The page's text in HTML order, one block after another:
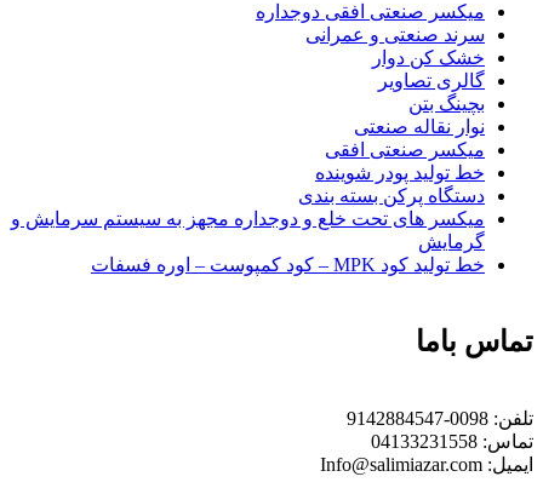
میکسر صنعتی افقی دوجداره
سرند صنعتی و عمرانی
خشک کن دوار
گالری تصاویر
بچينگ بتن
نوار نقاله صنعتی
ميكسر صنعتی افقی
خط تولید پودر شوينده
دستگاه پرکن بسته بندی
میکسر های تحت خلع و دوجداره مجهز به سیستم سرمایش و
گرمایش
خط تولید کود MPK – کود کمپوست – اوره فسفات
تماس باما
تلفن:
تماس:
ایمیل: